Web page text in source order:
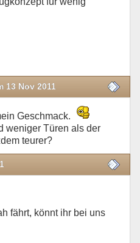
13 Nov 2011
Geschmack.
weniger Türen als der
teurer?
fährt, könnt ihr bei uns